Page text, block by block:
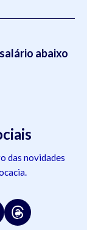
abaixo
das novidades